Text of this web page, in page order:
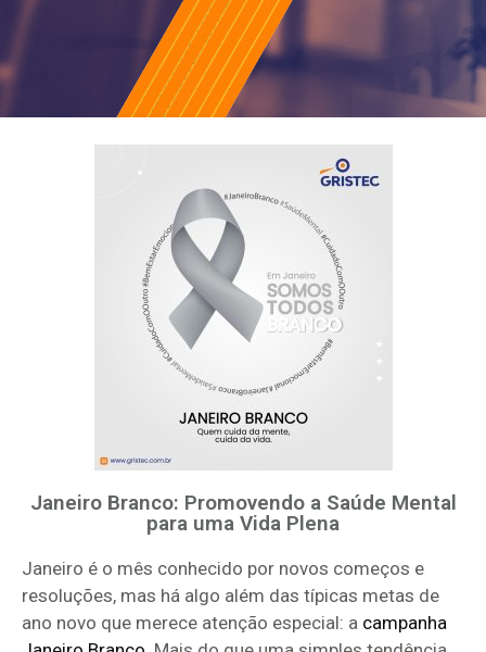
Janeiro Branco: Promovendo a Saúde Mental
para uma Vida Plena
Janeiro é o mês conhecido por novos começos e
resoluções, mas há algo além das típicas metas de
ano novo que merece atenção especial: a campanha